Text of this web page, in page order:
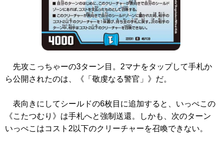
先攻こっちゃーの3ターン目。2マナをタップして手札か
ら公開されたのは、
《「敬虔なる警官」》 だ。
表向きにしてシールドの6枚目に追加すると、いっぺこの
《こたつむり》 は手札へと強制送還。しかも、次のターン
いっぺこはコスト2以下のクリーチャーを召喚できない。